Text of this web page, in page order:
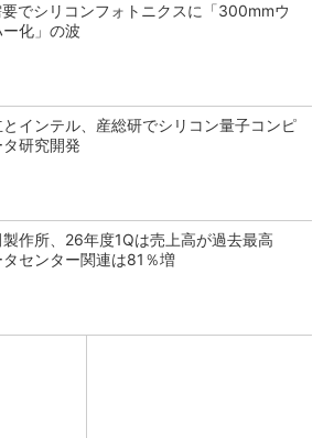
要でシリコンフォトニクスに「300mmウ
ー化」の波
とインテル、産総研でシリコン量子コンピ
タ研究開発
製作所、26年度1Qは売上高が過去最高
センター関連は81％増